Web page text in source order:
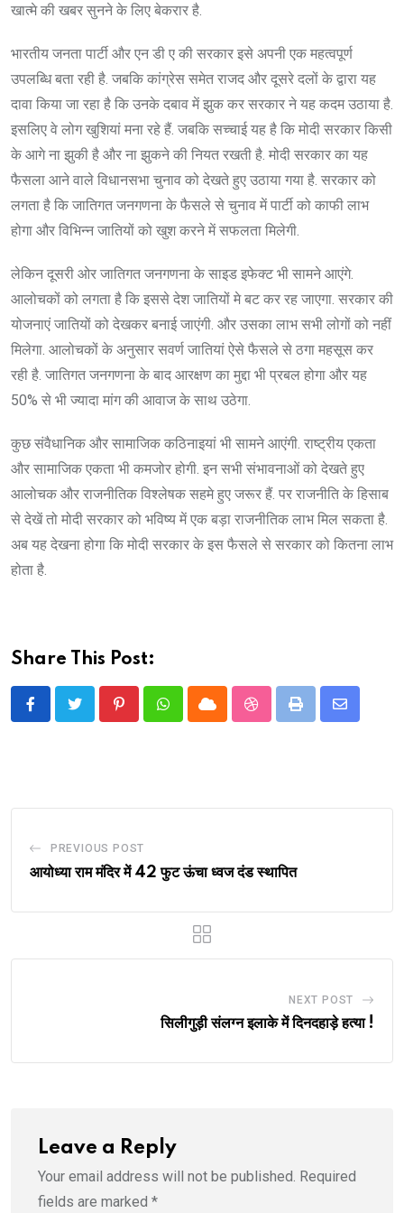
खात्मे की खबर सुनने के लिए बेकरार है.
भारतीय जनता पार्टी और एन डी ए की सरकार इसे अपनी एक महत्वपूर्ण
उपलब्धि बता रही है. जबकि कांग्रेस समेत राजद और दूसरे दलों के द्वारा यह
दावा किया जा रहा है कि उनके दबाव में झुक कर सरकार ने यह कदम उठाया है.
इसलिए वे लोग खुशियां मना रहे हैं. जबकि सच्चाई यह है कि मोदी सरकार किसी
के आगे ना झुकी है और ना झुकने की नियत रखती है. मोदी सरकार का यह
फैसला आने वाले विधानसभा चुनाव को देखते हुए उठाया गया है. सरकार को
लगता है कि जातिगत जनगणना के फैसले से चुनाव में पार्टी को काफी लाभ
होगा और विभिन्न जातियों को खुश करने में सफलता मिलेगी.
लेकिन दूसरी ओर जातिगत जनगणना के साइड इफेक्ट भी सामने आएंगे.
आलोचकों को लगता है कि इससे देश जातियों मे बट कर रह जाएगा. सरकार की
योजनाएं जातियों को देखकर बनाई जाएंगी. और उसका लाभ सभी लोगों को नहीं
मिलेगा. आलोचकों के अनुसार सवर्ण जातियां ऐसे फैसले से ठगा महसूस कर
रही है. जातिगत जनगणना के बाद आरक्षण का मुद्दा भी प्रबल होगा और यह
50% से भी ज्यादा मांग की आवाज के साथ उठेगा.
कुछ संवैधानिक और सामाजिक कठिनाइयां भी सामने आएंगी. राष्ट्रीय एकता
और सामाजिक एकता भी कमजोर होगी. इन सभी संभावनाओं को देखते हुए
आलोचक और राजनीतिक विश्लेषक सहमे हुए जरूर हैं. पर राजनीति के हिसाब
से देखें तो मोदी सरकार को भविष्य में एक बड़ा राजनीतिक लाभ मिल सकता है.
अब यह देखना होगा कि मोदी सरकार के इस फैसले से सरकार को कितना लाभ
होता है.
Share This Post:
PinterestWhatsappCloud StumbleUpon
Print
Share
PREVIOUS POST
आयोध्या राम मंदिर में 42 फुट ऊंचा ध्वज दंड स्थापित
NEXT POST
सिलीगुड़ी संलग्न इलाके में दिनदहाड़े हत्या !
Leave a Reply
Your email address will not be published. Required
fields are marked *